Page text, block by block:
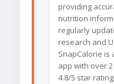
providing
nutrition
regularly
research and
SnapCalorie is
app with over
4.8/5 star rating.